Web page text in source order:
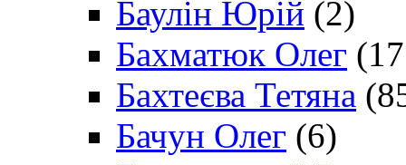
Баулін Юрій (2)
Бахматюк Олег
Бахтеєва Тетяна
Бачун Олег (6)